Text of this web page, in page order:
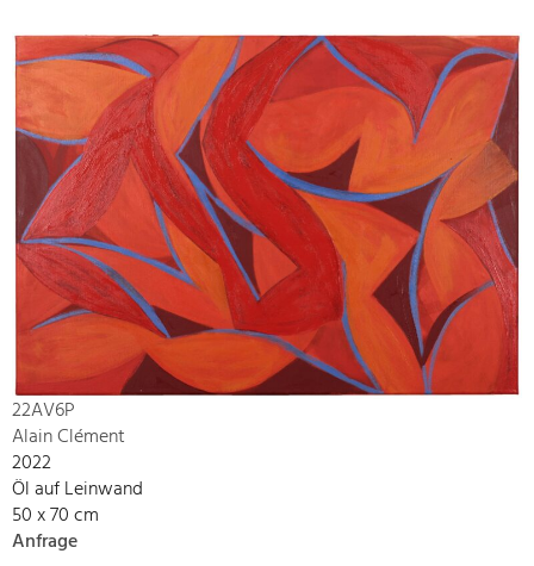
22AV6P
Alain Clément
2022
Öl auf Leinwand
50 x 70 cm
Anfrage